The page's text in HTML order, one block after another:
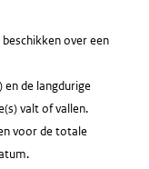
over een
en de langdurige
valt of vallen.
voor de totale